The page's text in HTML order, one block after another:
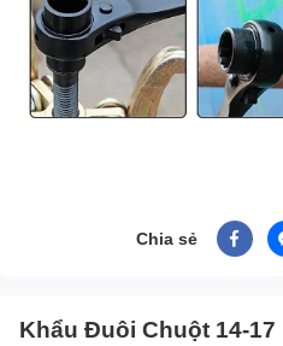
Chia sẻ
Khẩu Đuôi Chuột 14-17